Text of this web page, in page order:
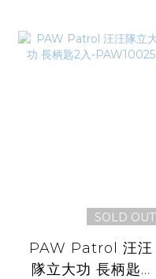
SOLD OUT
PAW Patrol 汪汪
隊立大功 長柄匙2